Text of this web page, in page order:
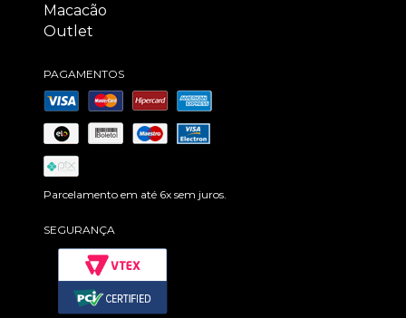
Macacão
Outlet
PAGAMENTOS
Parcelamento em até 6x sem juros.
SEGURANÇA